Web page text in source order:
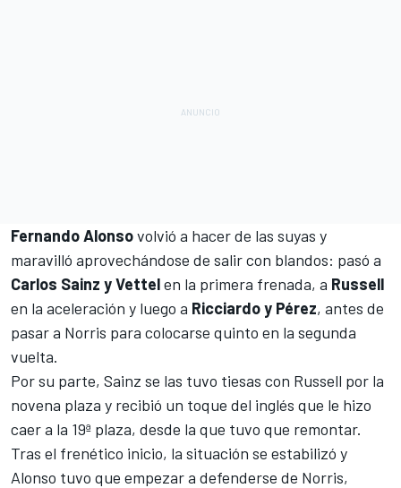
Fernando Alonsovolvió a hacer de las suyas y
maravilló aprovechándose de salir con blandos: pasó a
Carlos Sainz y Vettelen la primera frenada, a Russell
en la aceleración y luego a Ricciardo y Pérez, antes de
pasar a Norris para colocarse quinto en la segunda
vuelta.
Por su parte, Sainz se las tuvo tiesas con Russell por la
novena plaza y recibió un toque del inglés que le hizo
caer a la 19ª plaza, desde la que tuvo que remontar.
Tras el frenético inicio, la situación se estabilizó y
Alonso tuvo que empezar a defenderse de Norris,